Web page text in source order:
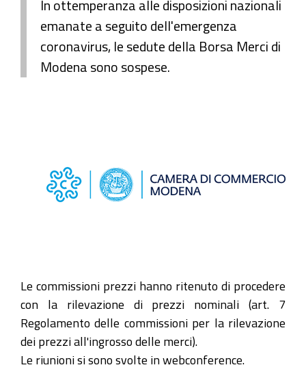
In ottemperanza alle disposizioni nazionali
emanate a seguito dell'emergenza
coronavirus, le sedute della Borsa Merci di
Modena sono sospese.
Le commissioni prezzi hanno ritenuto di procedere
con la rilevazione di prezzi nominali (art. 7
Regolamento delle commissioni per la rilevazione
dei prezzi all'ingrosso delle merci).
Le riunioni si sono svolte in webconference.